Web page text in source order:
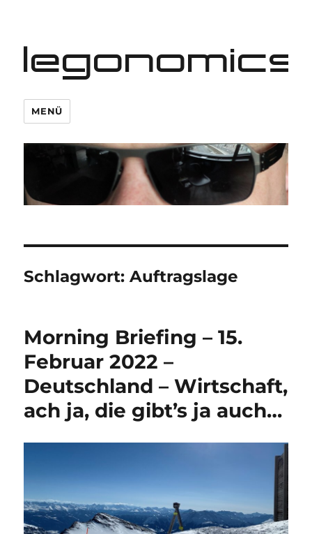
legonomics
MENÜ
Schlagwort:Auftragslage
Morning Briefing – 15.
Februar 2022 –
Deutschland – Wirtschaft,
ach ja, die gibt’s ja auch…